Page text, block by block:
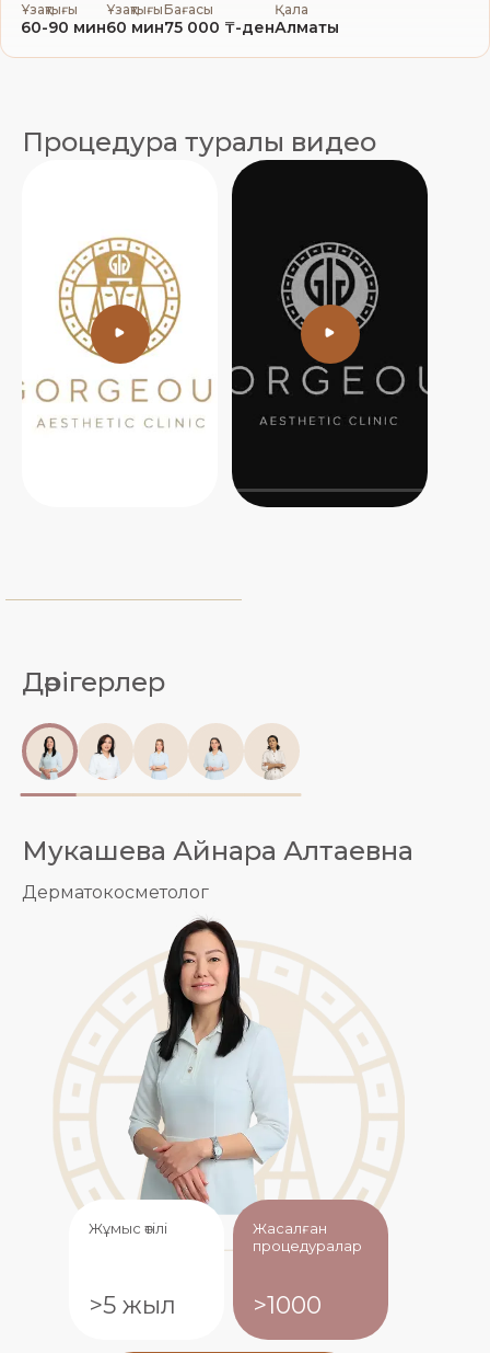
Ұзақтығы
60-90 мин
Ұзақтығы
60 мин
Бағасы
75 000 ₸-ден
Қала
Алматы
Процедура туралы видео
Дәрігерлер
Мукашева Айнара Алтаевна
Дерматокосметолог
Жұмыс өтілі
>5 жыл
Жасалған
процедуралар
>1000